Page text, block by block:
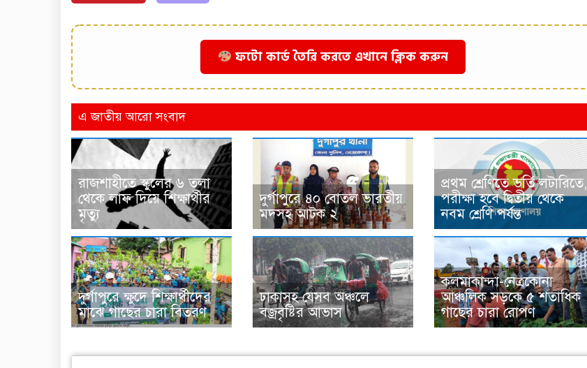
ফটো কার্ড তৈরি করতে এখানে ক্লিক করুন
এ জাতীয় আরো সংবাদ
রাজশাহীতে স্কুলের ৬ তলা
থেকে লাফ দিয়ে শিক্ষার্থীর
মৃত্যু
দুর্গাপুরে ৪০ বোতল ভারতীয়
মদসহ আটক ২
প্রথম শ্রেণিতে ভর্তি লটারিতে,
পরীক্ষা হবে দ্বিতীয় থেকে
নবম শ্রেণি পর্যন্ত
দুর্গাপুরে ক্ষুদে শিক্ষার্থীদের
মাঝে গাছের চারা বিতরণ
ঢাকাসহ যেসব অঞ্চলে
বজ্রবৃষ্টির আভাস
কলমাকান্দা-নেত্রকোনা
আঞ্চলিক সড়কে ৫ শতাধিক
গাছের চারা রোপণ